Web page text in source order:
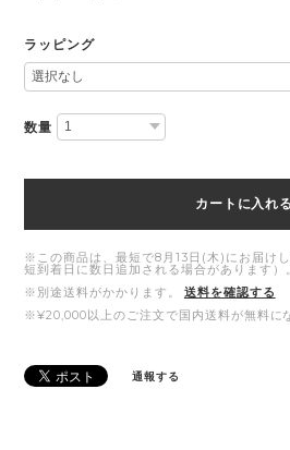
ラッピング
数量
カートに入れる
※この商品は、最短で8月13日(木)にお届け
短到着日に数日追加される場合があります）
※別途送料がかかります。
送料を確認する
※¥20,000以上のご注文で国内送料が無料に
通報する